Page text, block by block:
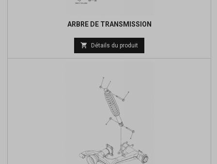
ARBRE DE TRANSMISSION
Prix
de
 Détails du produit